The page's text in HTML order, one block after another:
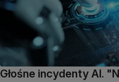
Głośne incydenty AI.